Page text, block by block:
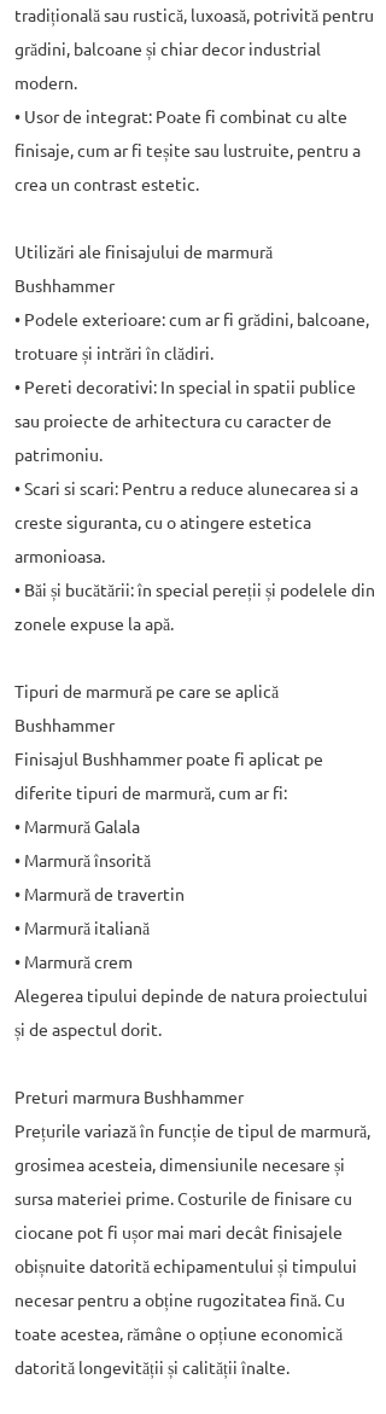
tradițională sau rustică, luxoasă, potrivită pentru
grădini, balcoane și chiar decor industrial
modern.
• Usor de integrat: Poate fi combinat cu alte
finisaje, cum ar fi teșite sau lustruite, pentru a
crea un contrast estetic.
Utilizări ale finisajului de marmură
Bushhammer
• Podele exterioare: cum ar fi grădini, balcoane,
trotuare și intrări în clădiri.
• Pereti decorativi: In special in spatii publice
sau proiecte de arhitectura cu caracter de
patrimoniu.
• Scari si scari: Pentru a reduce alunecarea si a
creste siguranta, cu o atingere estetica
armonioasa.
• Băi și bucătării: în special pereții și podelele din
zonele expuse la apă.
Tipuri de marmură pe care se aplică
Bushhammer
Finisajul Bushhammer poate fi aplicat pe
diferite tipuri de marmură, cum ar fi:
• Marmură Galala
• Marmură însorită
• Marmură de travertin
• Marmură italiană
• Marmură crem
Alegerea tipului depinde de natura proiectului
și de aspectul dorit.
Preturi marmura Bushhammer
Prețurile variază în funcție de tipul de marmură,
grosimea acesteia, dimensiunile necesare și
sursa materiei prime. Costurile de finisare cu
ciocane pot fi ușor mai mari decât finisajele
obișnuite datorită echipamentului și timpului
necesar pentru a obține rugozitatea fină. Cu
toate acestea, rămâne o opțiune economică
datorită longevității și calității înalte.